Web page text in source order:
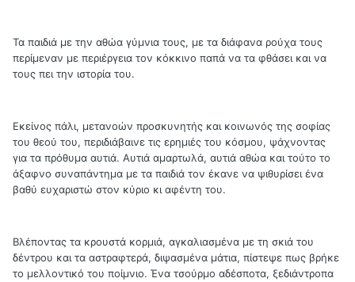
Τα παιδιά με την αθώα γύμνια τους, με τα διάφανα ρούχα τους
περίμεναν με περιέργεια τον κόκκινο παπά να τα φθάσει και να
τους πει την ιστορία του.
Εκείνος πάλι, μετανοών προσκυνητής και κοινωνός της σοφίας
του θεού του, περιδιάβαινε τις ερημιές του κόσμου, ψάχνοντας
για τα πρόθυμα αυτιά. Αυτιά αμαρτωλά, αυτιά αθώα και τούτο το
άξαφνο συναπάντημα με τα παιδιά τον έκανε να ψιθυρίσει ένα
βαθύ ευχαριστώ στον κύριο κι αφέντη του.
Βλέποντας τα κρουστά κορμιά, αγκαλιασμένα με τη σκιά του
δέντρου και τα αστραφτερά, διψασμένα μάτια, πίστεψε πως βρήκε
το μελλοντικό του ποίμνιο. Ένα τσούρμο αδέσποτα, ξεδιάντροπα